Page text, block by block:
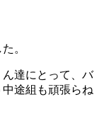
。
達にとって、バ
途組も頑張らね